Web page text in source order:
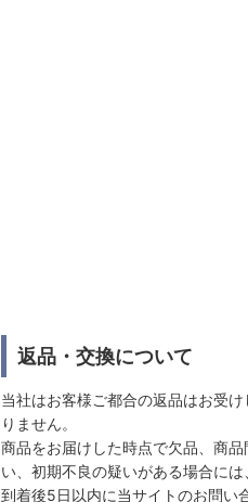
返品・交換について
当社はお客様ご都合の返品はお受け
りません。
商品をお届けした時点で欠品、商品
い、初期不良の疑いがある場合には
到着後5日以内に当サイトのお問い